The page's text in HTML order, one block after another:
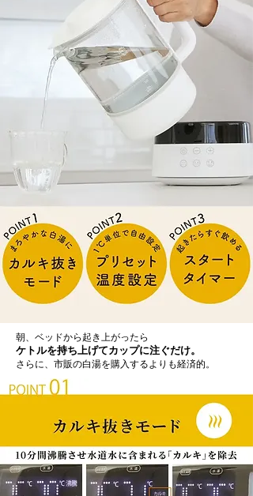
朝、ベッドから起き上がったら
ケトルを持ち上げてカップに注ぐだけ。
さらに、市販の白湯を購入するよりも経済的。